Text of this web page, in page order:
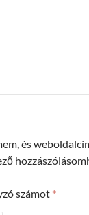
és
számot *